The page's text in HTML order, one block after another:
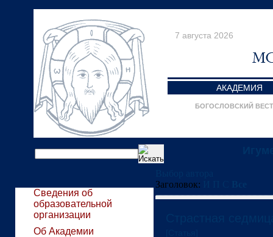
7 августа 2026
АКАДЕМИЯ
БОГОСЛОВСКИЙ
Сведения об
образовательной
организации
Об Академии
Заголовок: